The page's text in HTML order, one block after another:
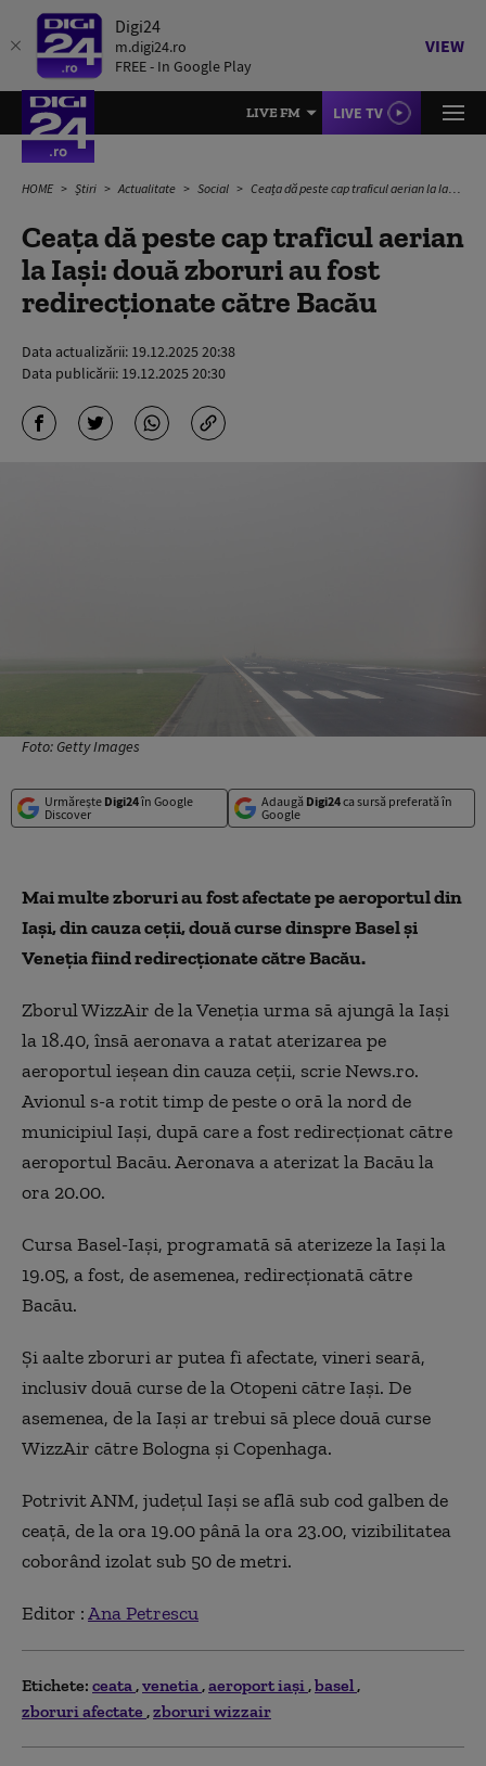
Digi24
m.digi24.ro
FREE - In Google Play
VIEW
LIVE FM LIVE TV
HOME Știri Actualitate Social Ceața dă peste cap traficul aerian la Iași: două zboruri au fost redirecționate către Bacău
Ceața dă peste cap traficul aerian
la Iași: două zboruri au fost
redirecționate către Bacău
Data actualizării: 19.12.2025 20:38
Data publicării: 19.12.2025 20:30
Foto: Getty Images
Urmărește Digi24în Google
Discover
Adaugă Digi24ca sursă preferată în
Google
Mai multe zboruri au fost afectate pe aeroportul din
Iaşi, din cauza ceţii, două curse dinspre Basel şi
Veneţia fiind redirecţionate către Bacău.
Zborul WizzAir de la Veneţia urma să ajungă la Iaşi
la 18.40, însă aeronava a ratat aterizarea pe
aeroportul ieşean din cauza ceţii, scrie News.ro.
Avionul s-a rotit timp de peste o oră la nord de
municipiul Iaşi, după care a fost redirecţionat către
aeroportul Bacău. Aeronava a aterizat la Bacău la
ora 20.00.
Cursa Basel-Iaşi, programată să aterizeze la Iaşi la
19.05, a fost, de asemenea, redirecţionată către
Bacău.
Şi aalte zboruri ar putea fi afectate, vineri seară,
inclusiv două curse de la Otopeni către Iaşi. De
asemenea, de la Iaşi ar trebui să plece două curse
WizzAir către Bologna şi Copenhaga.
Potrivit ANM, judeţul Iaşi se află sub cod galben de
ceaţă, de la ora 19.00 până la ora 23.00, vizibilitatea
coborând izolat sub 50 de metri.
Editor :Ana Petrescu
Etichete: ceata venetia aeroport iaşi basel
zboruri afectate zboruri wizzair